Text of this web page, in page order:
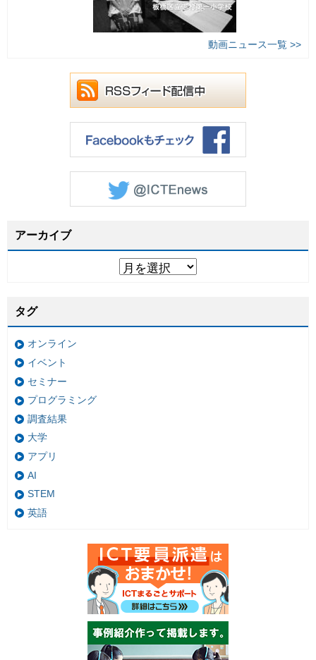
動画ニュース一覧 >>
アーカイブ
タグ
オンライン
イベント
セミナー
プログラミング
調査結果
大学
アプリ
AI
STEM
英語